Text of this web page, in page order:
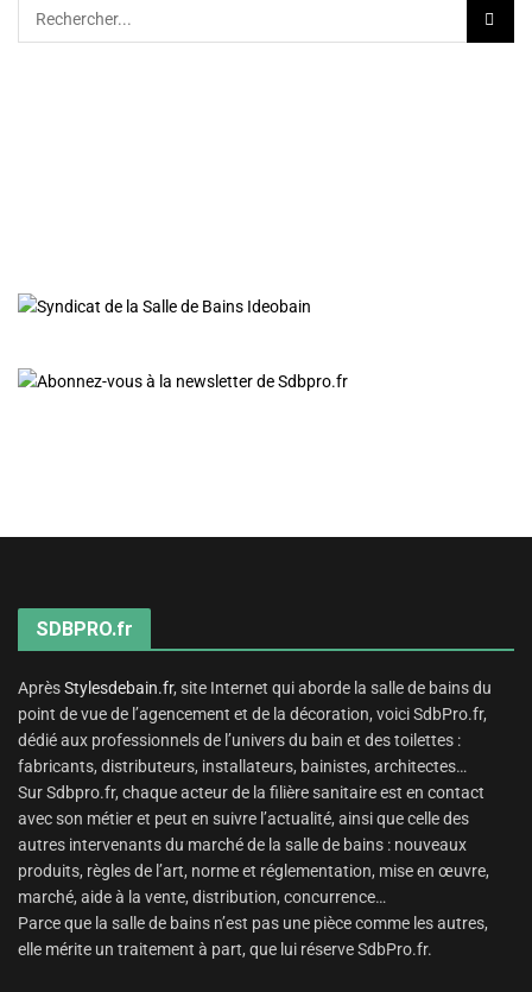
SDBPRO.fr
AprèsStylesdebain.fr, site Internet qui aborde la salle de bains du
point de vue de l’agencement et de la décoration, voici SdbPro.fr,
dédié aux professionnels de l’univers du bain et des toilettes :
fabricants, distributeurs, installateurs, bainistes, architectes…
Sur Sdbpro.fr, chaque acteur de la filière sanitaire est en contact
avec son métier et peut en suivre l’actualité, ainsi que celle des
autres intervenants du marché de la salle de bains : nouveaux
produits, règles de l’art, norme et réglementation, mise en œuvre,
marché, aide à la vente, distribution, concurrence…
Parce que la salle de bains n’est pas une pièce comme les autres,
elle mérite un traitement à part, que lui réserve SdbPro.fr.